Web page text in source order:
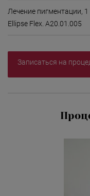
Лечение пигментации,
Ellipse Flex. А20.01.005
Записаться на